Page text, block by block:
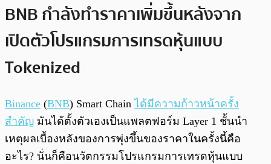
BNB กำลังทำราคาเพิ่มขึ้นหลังจาก
เปิดตัวโปรแกรมการเทรดหุ้นแบบ
Tokenized
Binance (BNB) Smart Chainได้มีความก้าวหน้าครั้ง
สำคัญ มันได้ตั้งตัวเองเป็นแพลตฟอร์ม Layer 1 ชั้นนำ
เหตุผลเบื้องหลังของการพุ่งขึ้นของราคาในครั้งนี้คือ
อะไร? นั่นก็คือนวัตกรรมโปรแกรมการเทรดหุ้นแบบ